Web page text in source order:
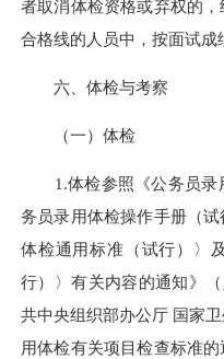
者取消体检资格或弃权的
合格线的人员中，按面试成
六、体检与考察
（一）体检
1.体检参照《公务员录
务员录用体检操作手册（
体检通用标准（试行）〉
行）〉有关内容的通知》
共中央组织部办公厅 国家
用体检有关项目检查标准